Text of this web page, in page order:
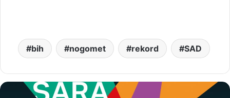
bih nogomet rekord SAD